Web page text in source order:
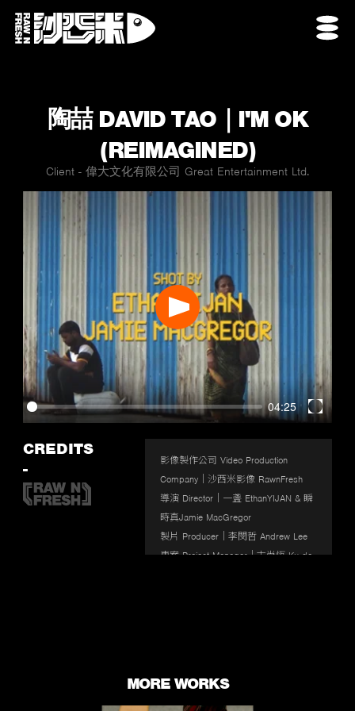
陶喆 DAVID TAO｜I'M OK
(REIMAGINED)
Client - 偉大文化有限公司 Great Entertainment Ltd.
04:25
Enter
Play
CREDITS
-
影像製作公司 Video Production
Company｜沙西米影像 RawnFresh
導演 Director｜一盞 EthanYIJAN & 瞬
時真Jamie MacGregor
製片 Producer｜李閔哲 Andrew Lee
專案 Project Manager｜古尚恆 Ku da
造型師 Stylist｜Zana Hsu
剪輯 Editor  | 一盞 EthanYIJAN
MORE WORKS